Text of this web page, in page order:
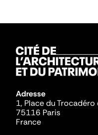
Adresse
1, Place du
75116 Paris
France